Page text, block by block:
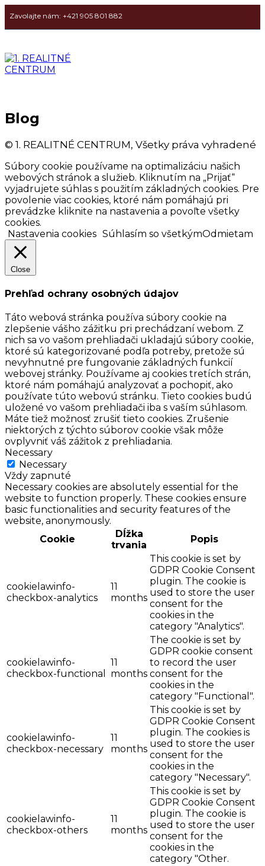
Zavolajte nám: +421 905 801 882
Blog
© 1. REALITNÉ CENTRUM, Všetky práva vyhradené
Súbory cookie používame na optimalizáciu našich
webových stránok a služieb. Kliknutím na „Prijať“
vyjadrujete súhlas s použitím základných cookies. Pre
povolenie viac cookies, ktoré nám pomáhajú pri
prevádzke kliknite na nastavenia a povoľte všetky
cookies.
Nastavenia cookies Súhlasím so všetkýmOdmietam
Close
Prehľad ochrany osobných údajov
Táto webová stránka používa súbory cookie na
zlepšenie vášho zážitku pri prechádzaní webom. Z
nich sa vo vašom prehliadači ukladajú súbory cookie,
ktoré sú kategorizované podľa potreby, pretože sú
nevyhnutné pre fungovanie základných funkcií
webovej stránky. Používame aj cookies tretích strán,
ktoré nám pomáhajú analyzovať a pochopiť, ako
používate túto webovú stránku. Tieto cookies budú
uložené vo vašom prehliadači iba s vaším súhlasom.
Máte tiež možnosť zrušiť tieto cookies. Zrušenie
niektorých z týchto súborov cookie však môže
ovplyvniť váš zážitok z prehliadania.
Necessary
Necessary
Vždy zapnuté
Necessary cookies are absolutely essential for the
website to function properly. These cookies ensure
basic functionalities and security features of the
website, anonymously.
Cookie
Dĺžka
trvania
Popis
cookielawinfo-
checkbox-analytics
11
months
This cookie is set by
GDPR Cookie Consent
plugin. The cookie is
used to store the user
consent for the
cookies in the
category "Analytics".
cookielawinfo-
checkbox-functional
11
months
The cookie is set by
GDPR cookie consent
to record the user
consent for the
cookies in the
category "Functional".
cookielawinfo-
checkbox-necessary
11
months
This cookie is set by
GDPR Cookie Consent
plugin. The cookies is
used to store the user
consent for the
cookies in the
category "Necessary".
cookielawinfo-
checkbox-others
11
months
This cookie is set by
GDPR Cookie Consent
plugin. The cookie is
used to store the user
consent for the
cookies in the
category "Other.